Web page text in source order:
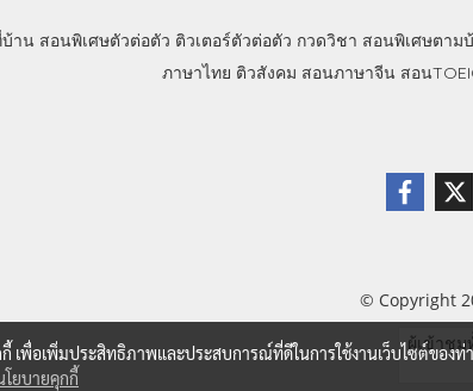
บ้าน สอนพิเศษตัวต่อตัว ติวเตอร์ตัวต่อตัว กวดวิชา สอนพิเศษตาม
ภาษาไทย ติวสังคม สอนภาษาจีน สอน
© Copyright
ผู้เข้าช
เพื่อเพิ่มประสิทธิภาพและประสบการณ์ที่ดีในการใช้งานเว็บไซต์ของ
โยบายคุกกี้